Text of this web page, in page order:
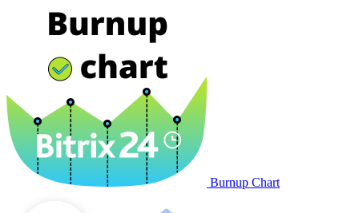
Burnup Chart